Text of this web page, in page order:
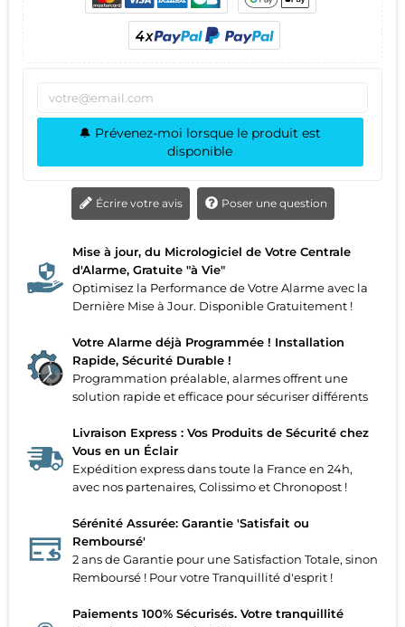
🔔 Prévenez-moi lorsque le produit est
disponible
Écrire votre avis Poser une question
Mise à jour, du Micrologiciel de Votre Centrale
d'Alarme, Gratuite "à Vie"
Optimisez la Performance de Votre Alarme avec la
Dernière Mise à Jour. Disponible Gratuitement !
Votre Alarme déjà Programmée ! Installation
Rapide, Sécurité Durable !
Programmation préalable, alarmes offrent une
solution rapide et efficace pour sécuriser différents
Livraison Express : Vos Produits de Sécurité chez
Vous en un Éclair
Expédition express dans toute la France en 24h,
avec nos partenaires, Colissimo et Chronopost !
Sérénité Assurée: Garantie 'Satisfait ou
Remboursé'
2 ans de Garantie pour une Satisfaction Totale, sinon
Remboursé ! Pour votre Tranquillité d'esprit !
Paiements 100% Sécurisés. Votre tranquillité